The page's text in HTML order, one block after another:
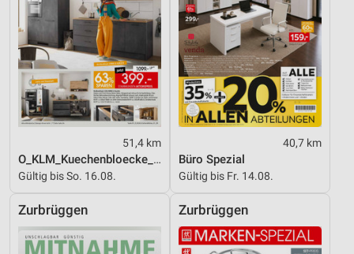
51,4 km
O_KLM_Kuechenbloecke_01_26_ES
Gültig bis So. 16.08.
40,7 km
Büro Spezial
Gültig bis Fr. 14.08.
Zurbrüggen Zurbrüggen